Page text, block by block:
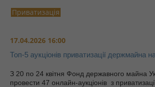
Приватизація
17.04.2026 16:00
Топ-5 аукціонів приватизації держмайна
З 20 по 24 квітня Фонд державного майна
провести 47 онлайн-аукціонів з